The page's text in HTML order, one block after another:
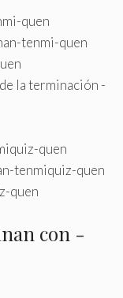
quen
tenmi-quen
la terminación -
quen
tenmiquiz-quen
quen
con -